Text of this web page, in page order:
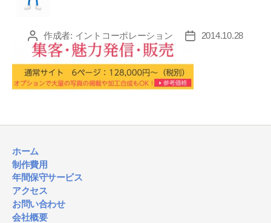
ョ
ン
株
式
会
投
稿
者
作成者: イントコーポレーション
投
日
2014.10.28
ホーム
制作費用
年間保守サービス
アクセス
お問い合わせ
会社概要